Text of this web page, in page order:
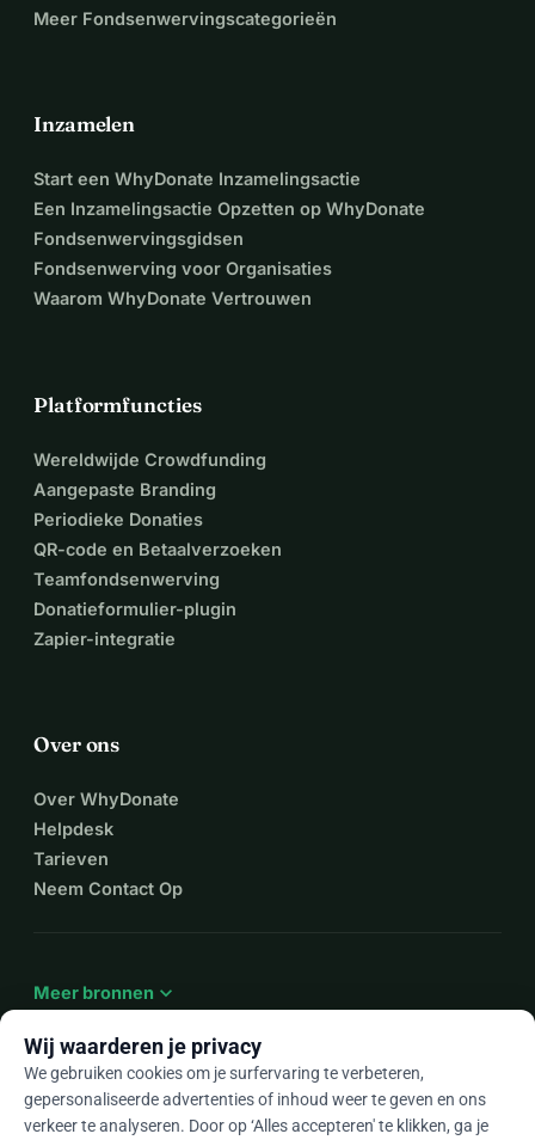
Meer Fondsenwervingscategorieën
Inzamelen
Start een WhyDonate Inzamelingsactie
Een Inzamelingsactie Opzetten op WhyDonate
Fondsenwervingsgidsen
Fondsenwerving voor Organisaties
Waarom WhyDonate Vertrouwen
Platformfuncties
Wereldwijde Crowdfunding
Aangepaste Branding
Periodieke Donaties
QR-code en Betaalverzoeken
Teamfondsenwerving
Donatieformulier-plugin
Zapier-integratie
Over ons
Over WhyDonate
Helpdesk
Tarieven
Neem Contact Op
Meer bronnen expand_more
Nlarrow_drop_down
Wij waarderen je privacy
We gebruiken cookies om je surfervaring te verbeteren,
gepersonaliseerde advertenties of inhoud weer te geven en ons
verkeer te analyseren. Door op ‘Alles accepteren' te klikken, ga je